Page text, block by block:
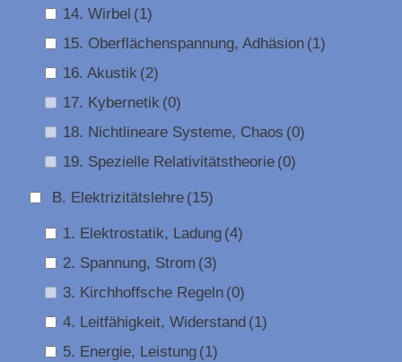
14. Wirbel (1)
15. Oberflächenspannung, Adhäsion (1)
16. Akustik (2)
17. Kybernetik (0)
18. Nichtlineare Systeme, Chaos (0)
19. Spezielle Relativitätstheorie (0)
B. Elektrizitätslehre (15)
1. Elektrostatik, Ladung (4)
2. Spannung, Strom (3)
3. Kirchhoffsche Regeln (0)
4. Leitfähigkeit, Widerstand (1)
5. Energie, Leistung (1)